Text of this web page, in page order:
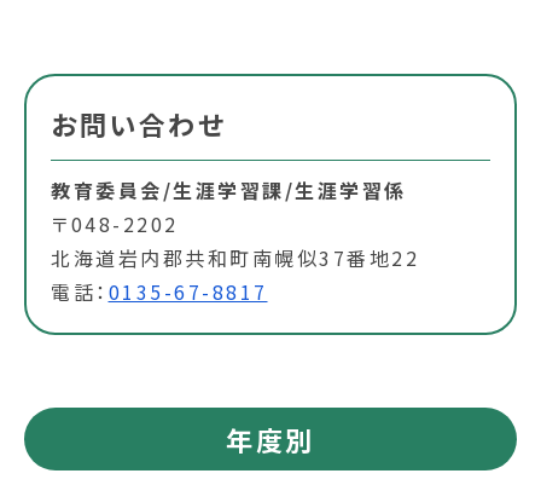
お問い合わせ
教育委員会/生涯学習課/生涯学習係
〒048-2202
北海道岩内郡共和町南幌似37番地22
電話： 0135-67-8817
年度別